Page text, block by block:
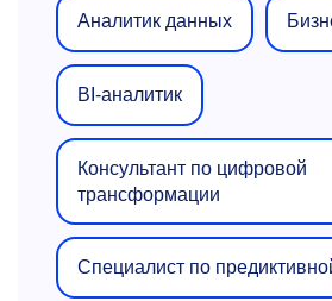
Аналитик данных
BI-аналитик
Консультант по цифровой
трансформации
Специалист по